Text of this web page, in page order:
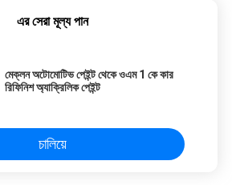
এর সেরা মূল্য পান
মেক্লন অটোমোটিভ পেইন্ট থেকে ওএম 1 কে কার
রিফিনিশ অ্যাক্রিলিক পেইন্ট
চালিয়ে